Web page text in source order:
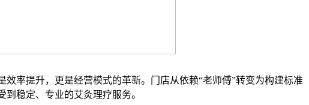
率提升，更是经营模式的革新。门店从依赖“老师傅”转变为构建标准
稳定、专业的艾灸理疗服务。